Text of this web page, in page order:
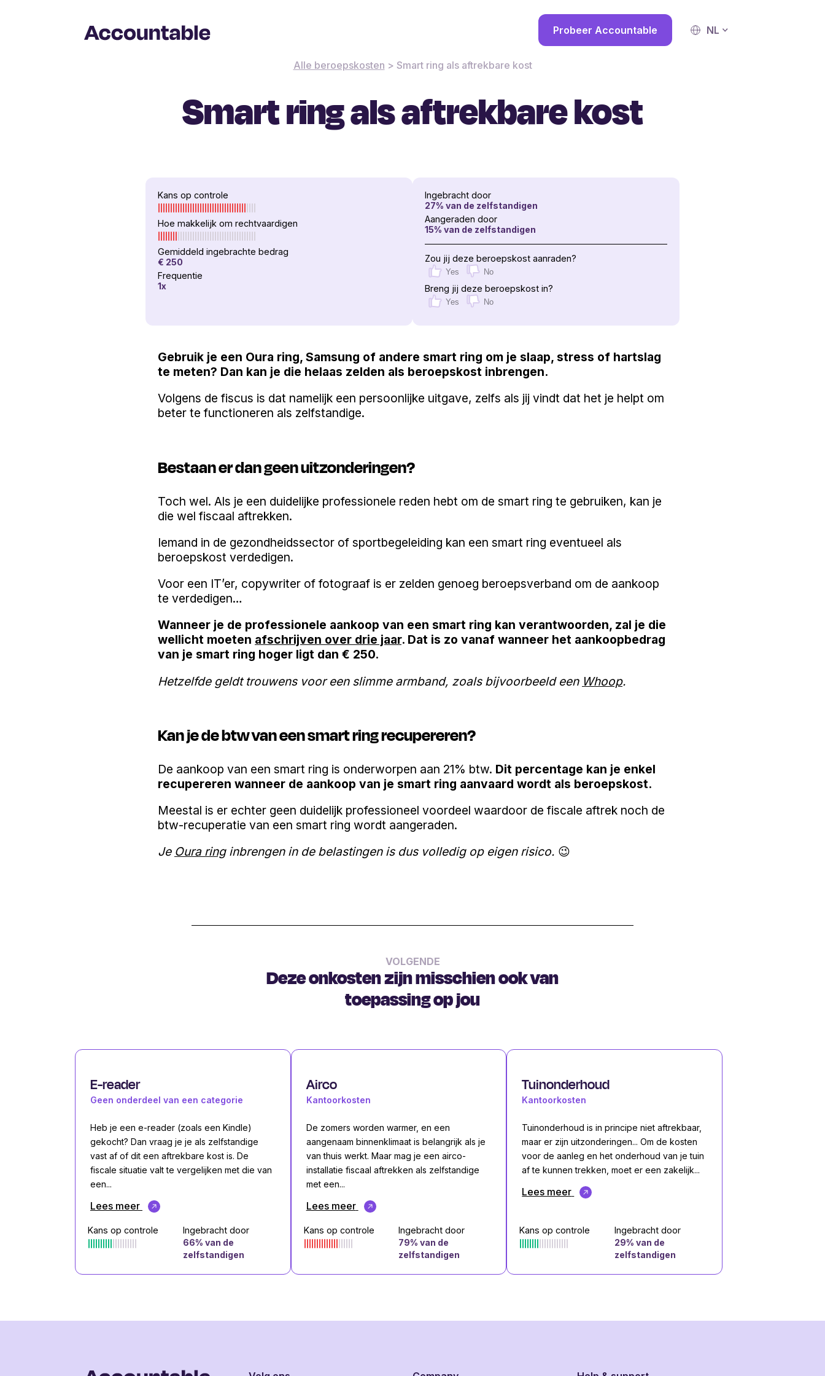
Probeer Accountable NL
Alle beroepskosten > Smart ring als aftrekbare kost
Smart ring als aftrekbare kost
Kans op controle
Hoe makkelijk om rechtvaardigen
Gemiddeld ingebrachte bedrag
€ 250
Frequentie
1x
Ingebracht door
27% van de zelfstandigen
Aangeraden door
15% van de zelfstandigen
Zou jij deze beroepskost aanraden?
Yes No
Breng jij deze beroepskost in?
Yes No
Gebruik je een Oura ring, Samsung of andere smart ring om je slaap, stress of hartslag
te meten? Dan kan je die helaas zelden als beroepskost inbrengen.
Volgens de fiscus is dat namelijk een persoonlijke uitgave, zelfs als jij vindt dat het je helpt om
beter te functioneren als zelfstandige.
Bestaan er dan geen uitzonderingen?
Toch wel. Als je een duidelijke professionele reden hebt om de smart ring te gebruiken, kan je
die wel fiscaal aftrekken.
Iemand in de gezondheidssector of sportbegeleiding kan een smart ring eventueel als
beroepskost verdedigen.
Voor een IT’er, copywriter of fotograaf is er zelden genoeg beroepsverband om de aankoop
te verdedigen…
Wanneer je de professionele aankoop van een smart ring kan verantwoorden, zal je die
wellicht moeten afschrijven over drie jaar. Dat is zo vanaf wanneer het aankoopbedrag
van je smart ring hoger ligt dan € 250.
Hetzelfde geldt trouwens voor een slimme armband, zoals bijvoorbeeld een Whoop.
Kan je de btw van een smart ring recupereren?
De aankoop van een smart ring is onderworpen aan 21% btw. Dit percentage kan je enkel
recupereren wanneer de aankoop van je smart ring aanvaard wordt als beroepskost.
Meestal is er echter geen duidelijk professioneel voordeel waardoor de fiscale aftrek noch de
btw-recuperatie van een smart ring wordt aangeraden.
Je Oura ringinbrengen in de belastingen is dus volledig op eigen risico. 😉
VOLGENDE
Deze onkosten zijn misschien ook van
toepassing op jou
E-reader
Geen onderdeel van een categorie
Heb je een e-reader (zoals een Kindle)
gekocht? Dan vraag je je als zelfstandige
vast af of dit een aftrekbare kost is. De
fiscale situatie valt te vergelijken met die van
een...
Lees meer
Kans op controle
Ingebracht door
66% van de
zelfstandigen
Airco
Kantoorkosten
De zomers worden warmer, en een
aangenaam binnenklimaat is belangrijk als je
van thuis werkt. Maar mag je een airco-
installatie fiscaal aftrekken als zelfstandige
met een...
Lees meer
Kans op controle
Ingebracht door
79% van de
zelfstandigen
Tuinonderhoud
Kantoorkosten
Tuinonderhoud is in principe niet aftrekbaar,
maar er zijn uitzonderingen... Om de kosten
voor de aanleg en het onderhoud van je tuin
af te kunnen trekken, moet er een zakelijk...
Lees meer
Kans op controle
Ingebracht door
29% van de
zelfstandigen